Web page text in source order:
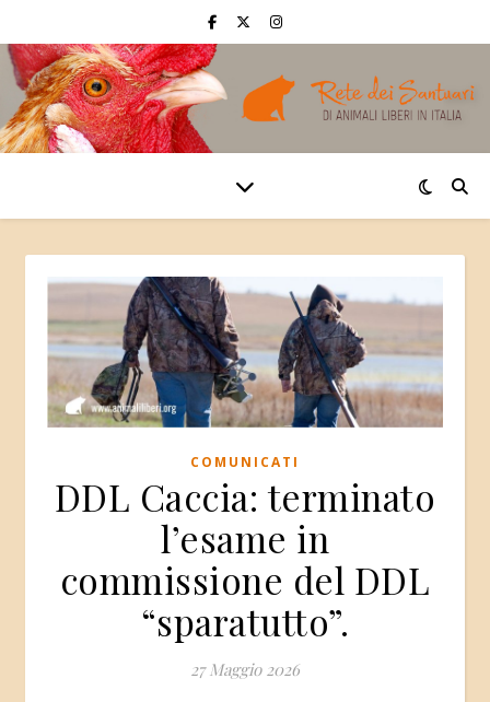
COMUNICATI
DDL Caccia: terminato
l’esame in
commissione del DDL
“sparatutto”.
27 Maggio 2026